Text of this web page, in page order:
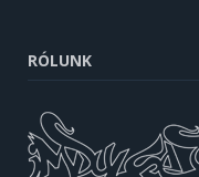
RÓLUNK